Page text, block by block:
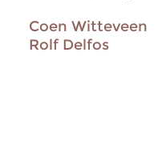
Coen Witteveen
Rolf Delfos